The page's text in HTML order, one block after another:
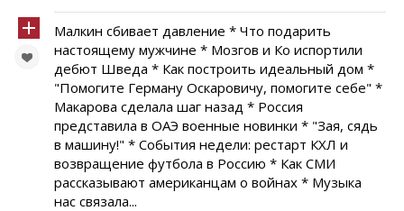
Малкин сбивает давление * Что подарить
настоящему мужчине * Мозгов и Ко испортили
дебют Шведа * Как построить идеальный дом *
"Помогите Герману Оскаровичу, помогите себе" *
Макарова сделала шаг назад * Россия
представила в ОАЭ военные новинки * "Зая, сядь
в машину!" * События недели: рестарт КХЛ и
возвращение футбола в Россию * Как СМИ
рассказывают американцам о войнах * Музыка
нас связала...